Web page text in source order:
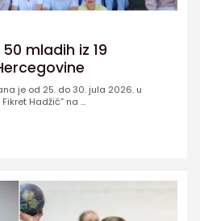
50 mladih iz 19
je od 25. do 30. jula 2026. u
Hadžić” na ...